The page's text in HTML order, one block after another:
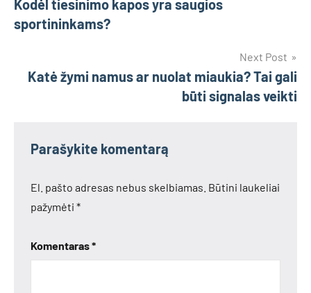
tarp
Kodėl tiesinimo kapos yra saugios
sportininkams?
Next Post
Katė žymi namus ar nuolat miaukia? Tai gali
būti signalas veikti
Parašykite komentarą
El. pašto adresas nebus skelbiamas. Būtini laukeliai
pažymėti *
Komentaras*